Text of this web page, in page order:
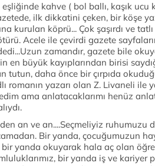
kahve ( bol ballı, kaşık ucu
ilk dikkatini çeken, bir köşe
kurulan köprü... Çok şaşırdı ve
Acele ile çevirdi gazete
zamandır, gazete bile
en büyük kayıplarından birisi
tutun, daha önce bir çırpıda
romanın yazarı olan Z. Livaneli ile
ama anlatacaklarımı henüz
an ve an....Seçmeliyiz ruhumuzu
Bir yanda, çocuğumuzun
bir yanda okuyarak hala aç olan
bir yanda iş ve kariyer